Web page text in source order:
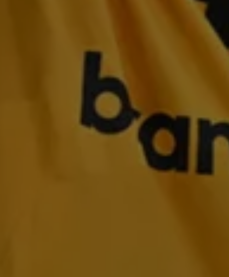
Live Beratung
Elektromobilität
Volkswagen R
Pannen- und Unfallhilfe
Volkswagen Kundenbetreuung